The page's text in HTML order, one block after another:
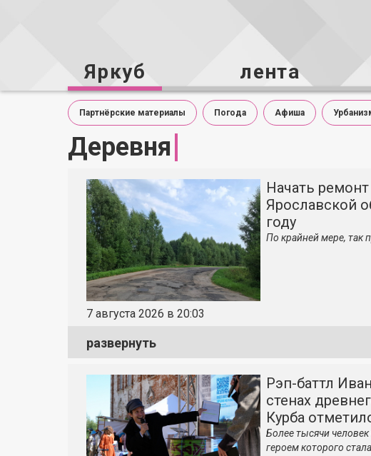
Яркуб лента
Партнёрские материалы Погода Афиша
Деревня
7 августа 2026 в 20:03
Начать
Ярославской
году
По крайней мере, так
развернуть
Рэп-баттл
стенах
Курба
Более тысячи
героем которого